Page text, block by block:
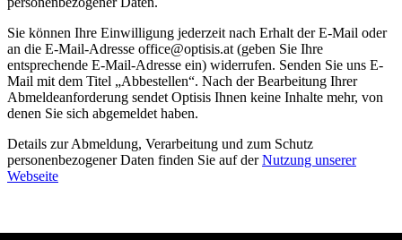
Sie können Ihre Einwilligung jederzeit nach Erhalt der E-Mail oder
an die E-Mail-Adresse office@optisis.at (geben Sie Ihre
entsprechende E-Mail-Adresse ein) widerrufen. Senden Sie uns E-
Mail mit dem Titel „Abbestellen“. Nach der Bearbeitung Ihrer
Abmeldeanforderung sendet Optisis Ihnen keine Inhalte mehr, von
denen Sie sich abgemeldet haben.
Details zur Abmeldung, Verarbeitung und zum Schutz
personenbezogener Daten finden Sie auf derNutzung unserer
Webseite